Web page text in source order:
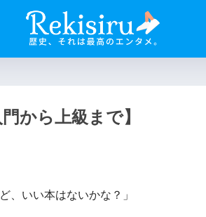
から上級まで】
、いい本はないかな？」